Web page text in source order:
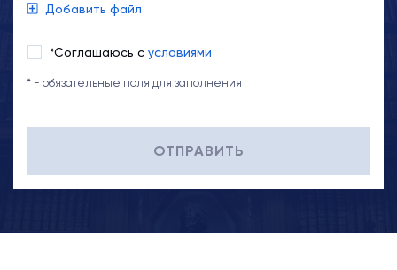
Добавить файл
*Соглашаюсь с условиями
* - обязательные поля для заполнения
ОТПРАВИТЬ